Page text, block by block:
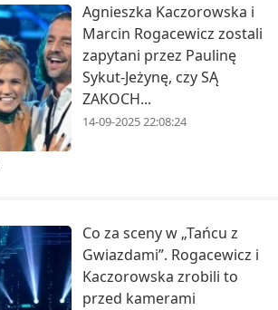
Agnieszka Kaczorowska i
Marcin Rogacewicz zostali
zapytani przez Paulinę
Sykut-Jeżynę, czy SĄ
ZAKOCH...
14-09-2025 22:08:24
Co za sceny w „Tańcu z
Gwiazdami”. Rogacewicz i
Kaczorowska zrobili to
przed kamerami